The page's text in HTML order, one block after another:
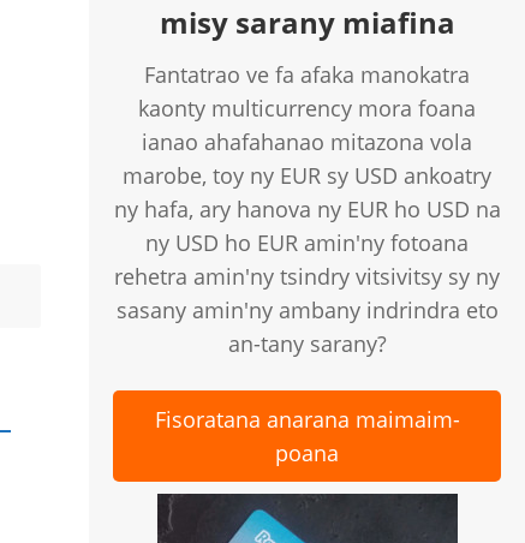
misy sarany miafina
Fantatrao ve fa afaka manokatra
kaonty multicurrency mora foana
ianao ahafahanao mitazona vola
marobe, toy ny EUR sy USD ankoatry
ny hafa, ary hanova ny EUR ho USD na
ny USD ho EUR amin'ny fotoana
rehetra amin'ny tsindry vitsivitsy sy ny
sasany amin'ny ambany indrindra eto
an-tany sarany?
Fisoratana anarana maimaim-
poana